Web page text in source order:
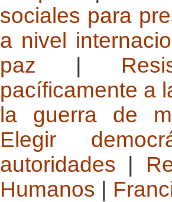
sociales para
a nivel
paz
pacíficamente a
la guerra de
Elegir
autoridades
Humanos